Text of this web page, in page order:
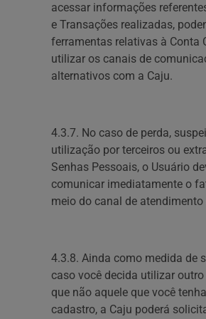
acessar informações
e Transações realizadas,
ferramentas relativas à Conta
utilizar os canais de
alternativos com a Caju.
4.3.7. No caso de perda,
utilização por terceiros ou
Senhas Pessoais, o Usuário
comunicar imediatamente o
meio do canal de atendimento
4.3.8. Ainda como medida de
caso você decida utilizar
que não aquele que você
cadastro, a Caju poderá